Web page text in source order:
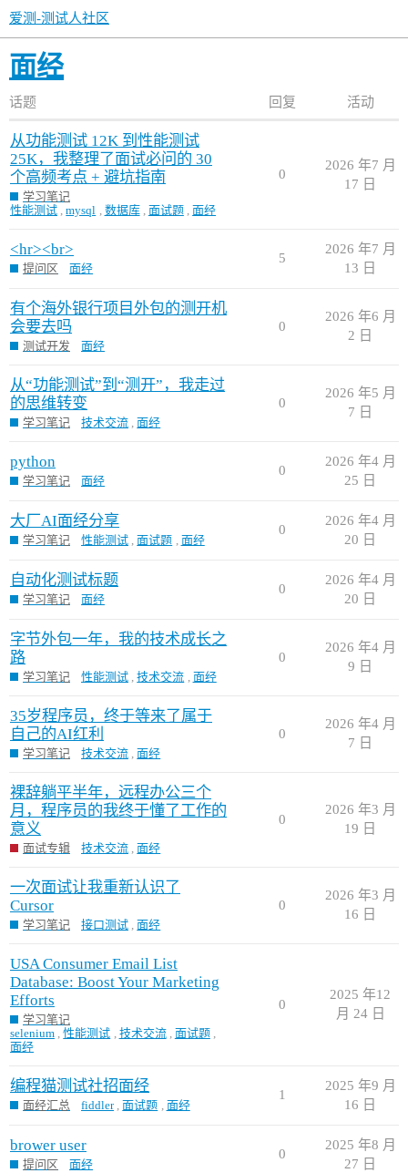
爱测-测试人社区
面经
话题 回复 活动
从功能测试 12K 到性能测试
25K，我整理了面试必问的 30
个高频考点 + 避坑指南
学习笔记
性能测试 ,mysql , 数据库 , 面试题 ,面经
0
2026 年7 月
17 日
<hr><br>
提问区 面经
5
2026 年7 月
13 日
有个海外银行项目外包的测开机
会要去吗
测试开发 面经
0
2026 年6 月
2 日
从“功能测试”到“测开”，我走过
的思维转变
学习笔记 技术交流 ,面经
0
2026 年5 月
7 日
python
学习笔记 面经
0
2026 年4 月
25 日
大厂AI面经分享
学习笔记 性能测试 ,面试题 , 面经
0
2026 年4 月
20 日
自动化测试标题
学习笔记 面经
0
2026 年4 月
20 日
字节外包一年，我的技术成长之
路
学习笔记 性能测试 ,技术交流 , 面经
0
2026 年4 月
9 日
35岁程序员，终于等来了属于
自己的AI红利
学习笔记 技术交流 ,面经
0
2026 年4 月
7 日
裸辞躺平半年，远程办公三个
月，程序员的我终于懂了工作的
意义
面试专辑 技术交流 ,面经
0
2026 年3 月
19 日
一次面试让我重新认识了
Cursor
学习笔记 接口测试 ,面经
0
2026 年3 月
16 日
USA Consumer Email List
Database: Boost Your Marketing
Efforts
学习笔记
selenium ,性能测试 , 技术交流 , 面试题 ,
面经
0
2025 年12
月 24 日
编程猫测试社招面经
面经汇总 fiddler ,面试题 , 面经
1
2025 年9 月
16 日
brower user
提问区 面经
0
2025 年8 月
27 日